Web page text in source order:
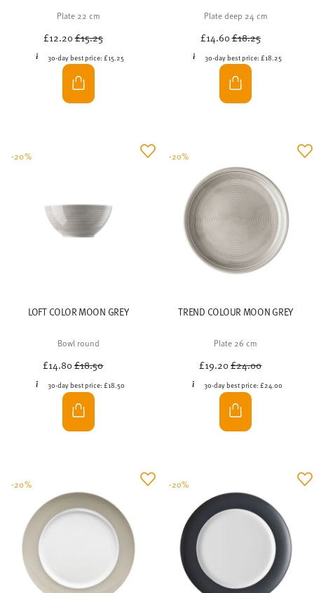
Plate 22 cm
£12.20Price reduced from
£15.25
30-day best price:£15.25
Plate deep 24 cm
£14.60Price reduced from
£18.25
30-day best price:£18.25
LOFT COLOR MOON GREY
Bowl round
£14.80Price reduced from
£18.50
30-day best price: £18.50
-20%
TREND COLOUR MOON GREY
Plate 26 cm
£19.20Price reduced from
£24.00
30-day best price:£24.00
-20%
-20% -20%